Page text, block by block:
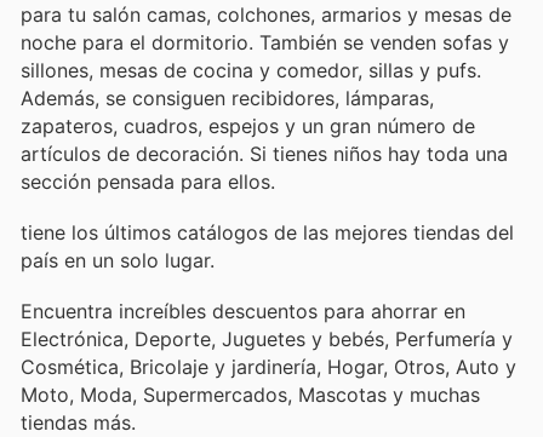
para tu salón camas, colchones, armarios y mesas de
noche para el dormitorio. También se venden sofas y
sillones, mesas de cocina y comedor, sillas y pufs.
Además, se consiguen recibidores, lámparas,
zapateros, cuadros, espejos y un gran número de
artículos de decoración. Si tienes niños hay toda una
sección pensada para ellos.
tiene los últimos catálogos de las mejores tiendas del
país en un solo lugar.
Encuentra increíbles descuentos para ahorrar en
Electrónica, Deporte, Juguetes y bebés, Perfumería y
Cosmética, Bricolaje y jardinería, Hogar, Otros, Auto y
Moto, Moda, Supermercados, Mascotas y muchas
tiendas más.